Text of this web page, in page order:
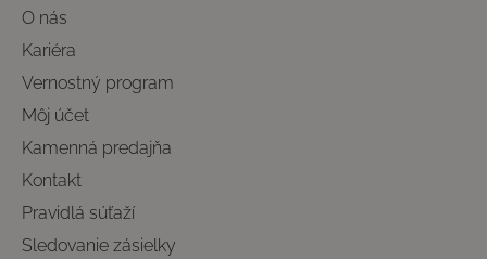
O nás
Kariéra
Vernostný program
Môj účet
Kamenná predajňa
Kontakt
Pravidlá súťaží
Sledovanie zásielky